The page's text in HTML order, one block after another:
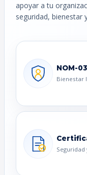
apoyar a tu
seguridad, bienestar
NOM-
Bienestar